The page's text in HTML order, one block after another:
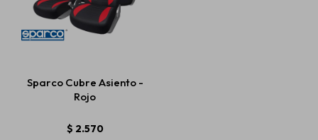
Sparco Cubre Asiento -
Rojo
$ 2.570